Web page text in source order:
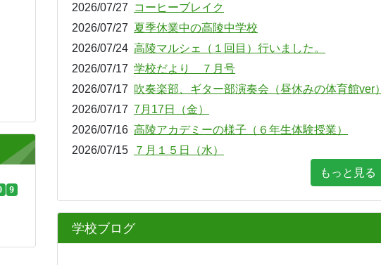
9
2026/07/27
コーヒーブレイク
2026/07/27 夏季休業中の高陵中学校
2026/07/24 高陵マルシェ（１回目）行いました。
2026/07/17 学校だより ７月号
2026/07/17 吹奏楽部、ギター部演奏会（昼休みの体育館ver）
2026/07/17 7月17日（金）
2026/07/16 高陵アカデミーの様子（６年生体験授業）
2026/07/15
７月１５日（水）
もっと見る
学校ブログ